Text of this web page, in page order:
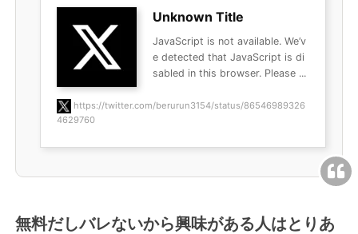
Unknown Title
JavaScript is not available. We’v
e detected that JavaScript is di
sabled in this browser. Please ...
https://twitter.com/berurun3154/status/86546989326
4629760
無料だしバレないから興味がある人はとりあ